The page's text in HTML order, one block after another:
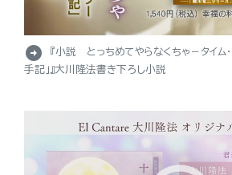
arrow_circle_right
『小説 とっちめてやらなくちゃ－タイム
手記」』大川隆法書き下ろし小説